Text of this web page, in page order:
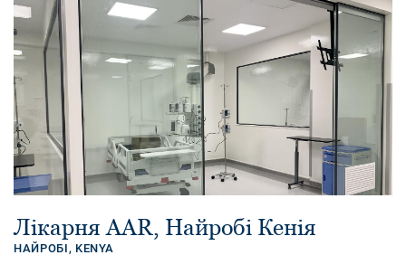
Лікарня AAR, Найробі Кенія
НАЙРОБІ, KENYA